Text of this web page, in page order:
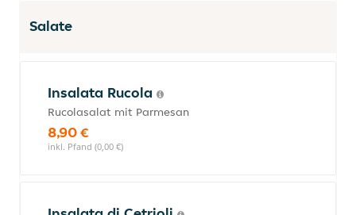
Salate
Insalata Rucola
Rucolasalat mit Parmesan
8,90 €
inkl. Pfand (0,00 €)